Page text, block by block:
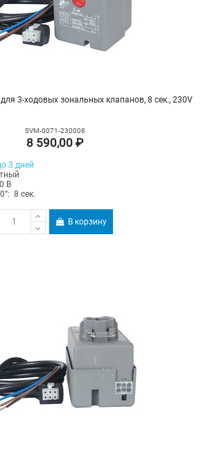
3-ходовых зональных клапанов, 8 сек., 230V
SVM-0071-230008
8 590,00 ₽
3 дней
В
8 сек.
В корзину